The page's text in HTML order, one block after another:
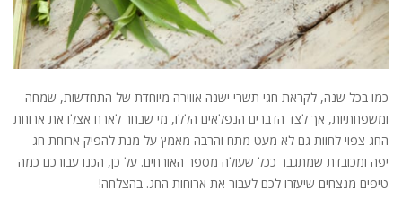
כמו בכל שנה, לקראת חגי תשרי ישנה אווירה מיוחדת של התחדשות, שמחה
ומשפחתיות, אך לצד הדברים הנפלאים הללו, מי שבחר לארח אצלו את ארוחת
החג צפוי לחוות גם לא מעט מתח והרבה מאמץ על מנת להפיק ארוחת חג
יפה ומכובדת שמתגבר ככל שעולה מספר האורחים. על כן, הכנו עבורכם כמה
טיפים מנצחים שיעזרו לכם לעבור את ארוחות החג. בהצלחה!